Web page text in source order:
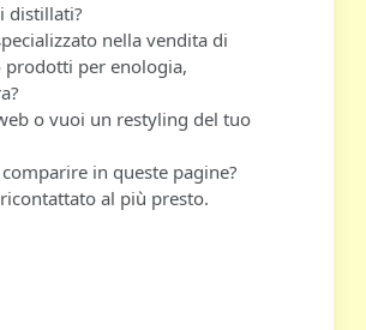
distillati?
nella vendita di
per enologia,
o vuoi un restyling del tuo
in queste pagine?
al più presto.